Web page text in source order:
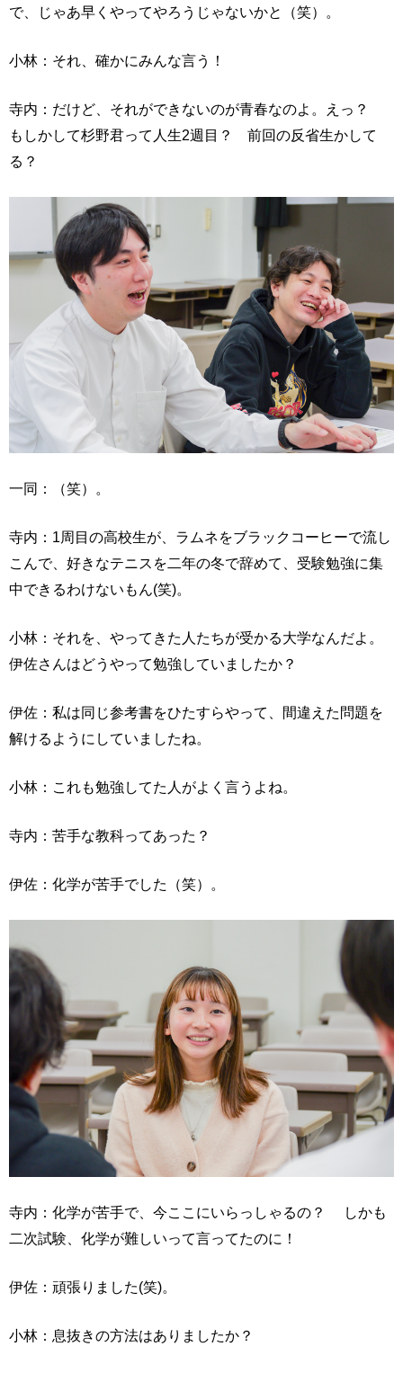
で、じゃあ早くやってやろうじゃないかと（笑）。
小林：それ、確かにみんな言う！
寺内：だけど、それができないのが青春なのよ。えっ？
もしかして杉野君って人生2週目？ 前回の反省生かして
る？
一同：（笑）。
寺内：1周目の高校生が、ラムネをブラックコーヒーで流し
こんで、好きなテニスを二年の冬で辞めて、受験勉強に集
中できるわけないもん(笑)。
小林：それを、やってきた人たちが受かる大学なんだよ。
伊佐さんはどうやって勉強していましたか？
伊佐：私は同じ参考書をひたすらやって、間違えた問題を
解けるようにしていましたね。
小林：これも勉強してた人がよく言うよね。
寺内：苦手な教科ってあった？
伊佐：化学が苦手でした（笑）。
寺内：化学が苦手で、今ここにいらっしゃるの？ しかも
二次試験、化学が難しいって言ってたのに！
伊佐：頑張りました(笑)。
小林：息抜きの方法はありましたか？